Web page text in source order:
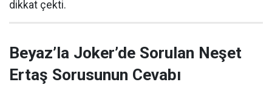
dikkat çekti.
Beyaz’la Joker’de Sorulan Neşet
Ertaş Sorusunun Cevabı